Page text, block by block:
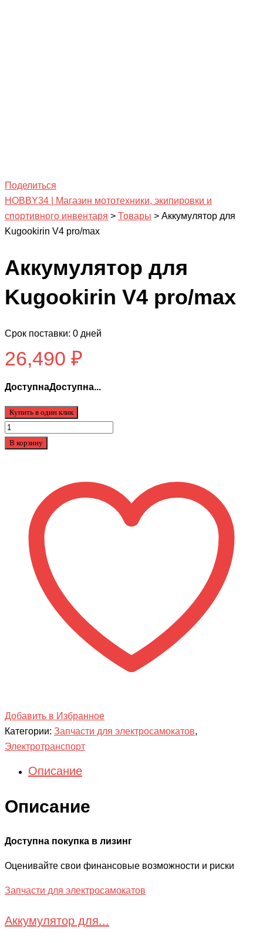
Поделиться
HOBBY34 | Магазин мототехники, экипировки и
спортивного инвентаря > Товары > Аккумулятор для
Kugookirin V4 pro/max
Аккумулятор для
Kugookirin V4 pro/max
Срок поставки: 0 дней
26,490 ₽
ДоступнаДоступна...
Купить в один клик
Количество
товара
pro/max
В корзину
Добавить в Избранное
Категории: Запчасти для электросамокатов,
Электротранспорт
Описание
Описание
Доступна покупка в лизинг
Оценивайте свои финансовые возможности и риски
Запчасти для электросамокатов
Аккумулятор для...